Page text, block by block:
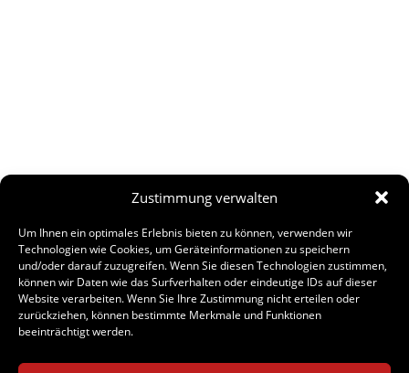
Zustimmung verwalten
Um Ihnen ein optimales Erlebnis bieten zu können, verwenden wir
Technologien wie Cookies, um Geräteinformationen zu speichern
und/oder darauf zuzugreifen. Wenn Sie diesen Technologien zustimmen,
können wir Daten wie das Surfverhalten oder eindeutige IDs auf dieser
Website verarbeiten. Wenn Sie Ihre Zustimmung nicht erteilen oder
zurückziehen, können bestimmte Merkmale und Funktionen
beeinträchtigt werden.